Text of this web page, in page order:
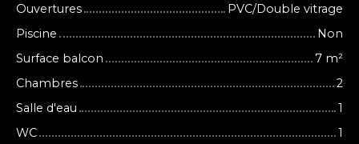
Ouvertures
PVC/Double vitrage
Piscine
Non
Surface balcon
7 m²
Chambres
2
Salle d'eau
1
WC
1